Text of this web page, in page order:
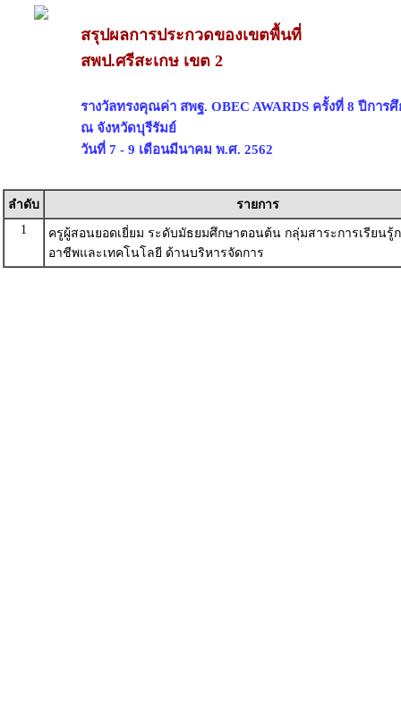
สรุปผลการประกวดของเขตพื้นที่
สพป.ศรีสะเกษ เขต 2
รางวัลทรงคุณค่า สพฐ. OBEC AWARDS ครั้งที่ 8 ปีการ
ณ จังหวัดบุรีรัมย์
วันที่ 7 - 9 เดือนมีนาคม พ.ศ. 2562
ลำดับ
รายการ
1
ครูผู้สอนยอดเยี่ยม ระดับมัธยมศึกษาตอนต้น กลุ่มสาระการเรียนรู้
อาชีพและเทคโนโลยี ด้านบริหารจัดการ